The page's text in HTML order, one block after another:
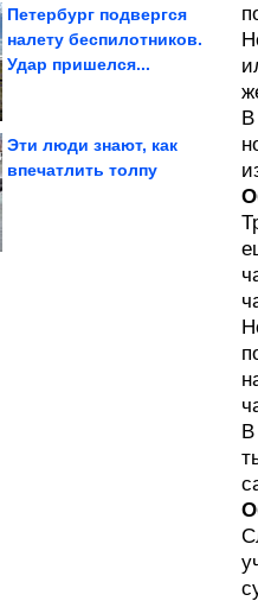
«Смотри, вот мы и
феномен совместного...
Петербург подвергся
налету беспилотников.
Удар пришелся...
Эти люди знают, как
впечатлить толпу
В
В